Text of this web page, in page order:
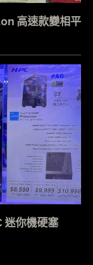
高速款變相平
迷你機硬塞